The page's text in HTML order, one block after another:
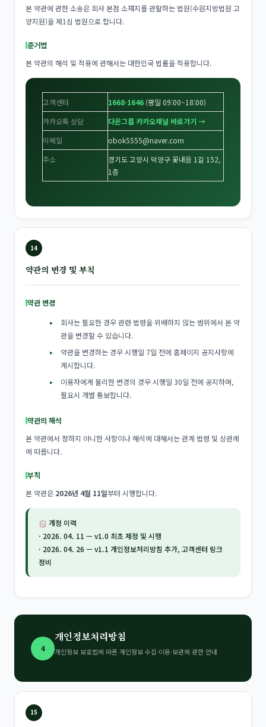
본 약관에 관한 소송은 회사 본점 소재지를 관할하는 법원(수원지방법원 고
양지원)을 제1심 법원으로 합니다.
준거법
본 약관의 해석 및 적용에 관해서는 대한민국 법률을 적용합니다.
고객센터 1668-1646 (평일 09:00~18:00)
카카오톡 상담
다온그룹 카카오채널 바로가기 →
이메일
obok5555@naver.com
주소
경기도 고양시 덕양구 꽃내음 1길 152,
1층
14
약관의 변경 및 부칙
약관 변경
회사는 필요한 경우 관련 법령을 위배하지 않는 범위에서 본 약
관을 변경할 수 있습니다.
약관을 변경하는 경우 시행일 7일 전에 홈페이지 공지사항에
게시합니다.
이용자에게 불리한 변경의 경우 시행일 30일 전에 공지하며,
필요시 개별 통보합니다.
약관의 해석
본 약관에서 정하지 아니한 사항이나 해석에 대해서는 관계 법령 및 상관례
에 따릅니다.
부칙
본 약관은 2026년 4월 11일부터 시행합니다.
개정 이력
· 2026. 04. 11 — v1.0 최초 제정 및 시행
· 2026. 04. 26 — v1.1 개인정보처리방침 추가, 고객센터 링크
정비
4
개인정보처리방침
개인정보 보호법에 따른 개인정보 수집·이용·보관에 관한 안내
15